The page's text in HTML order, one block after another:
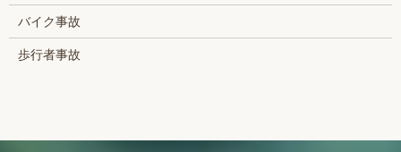
バイク事故
歩行者事故